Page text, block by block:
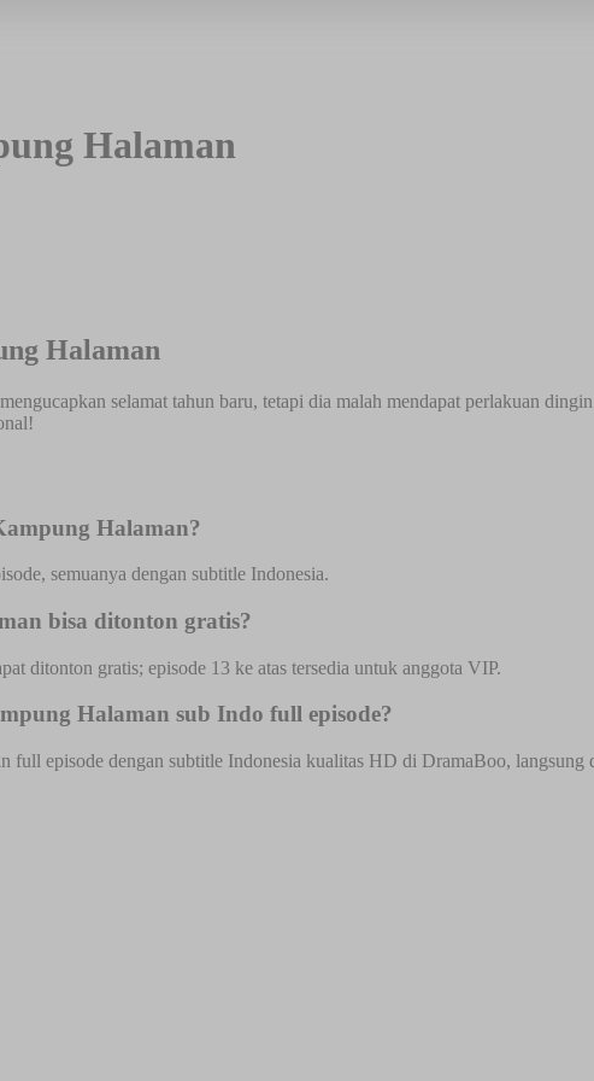
Halaman
Halaman
selamat tahun baru, tetapi dia malah mendapat perlakuan
Halaman?
semuanya dengan subtitle Indonesia.
bisa ditonton gratis?
ditonton gratis; episode 13 ke atas tersedia untuk anggota VIP.
Halaman sub Indo full episode?
episode dengan subtitle Indonesia kualitas HD di DramaBoo,